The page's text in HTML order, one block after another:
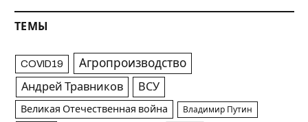
ТЕМЫ
COVID19 Агропроизводство
Андрей Травников ВСУ
Великая Отечественная война Владимир Путин